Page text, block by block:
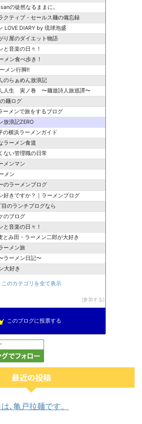
の徒然なるままに。
クティブ・セールス麺の備忘録
LOVE DIARY by 琉球泡盛
り屋のダイエット物語
と音楽の日々！
メン食べ歩き！
メン行脚!!
のらぁめん放浪記
人生 寅ノ巻 〜麺遊詩人旅巡譚〜
麺ログ
ーメンで旅をするブログ
放浪記ZERO
の横浜ラーメンガイド
ラーメン食道
ない管理職の日常
メンマン
メン
のラーメンブログ
好きですか？｜ラーメンブログ
目のランチブログなら
のブログ
と音楽の日々！
とみ田・ラーメン二郎が大好き
ーメン旅
ラーメン日記〜
大好き
このカテゴリを全て表示
参加する
このブログに投票する
最近の投稿
､亀戸拉麺です。